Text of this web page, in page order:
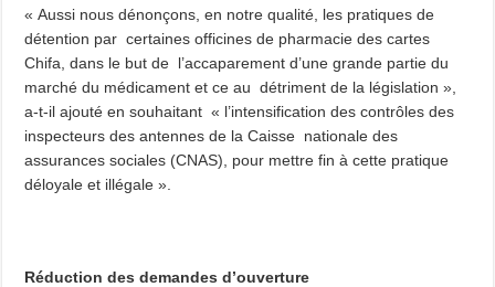
« Aussi nous dénonçons, en notre qualité, les pratiques de
détention par certaines officines de pharmacie des cartes
Chifa, dans le but de l’accaparement d’une grande partie du
marché du médicament et ce au détriment de la législation »,
a-t-il ajouté en souhaitant « l’intensification des contrôles des
inspecteurs des antennes de la Caisse nationale des
assurances sociales (CNAS), pour mettre fin à cette pratique
déloyale et illégale ».
Réduction des demandes d’ouverture